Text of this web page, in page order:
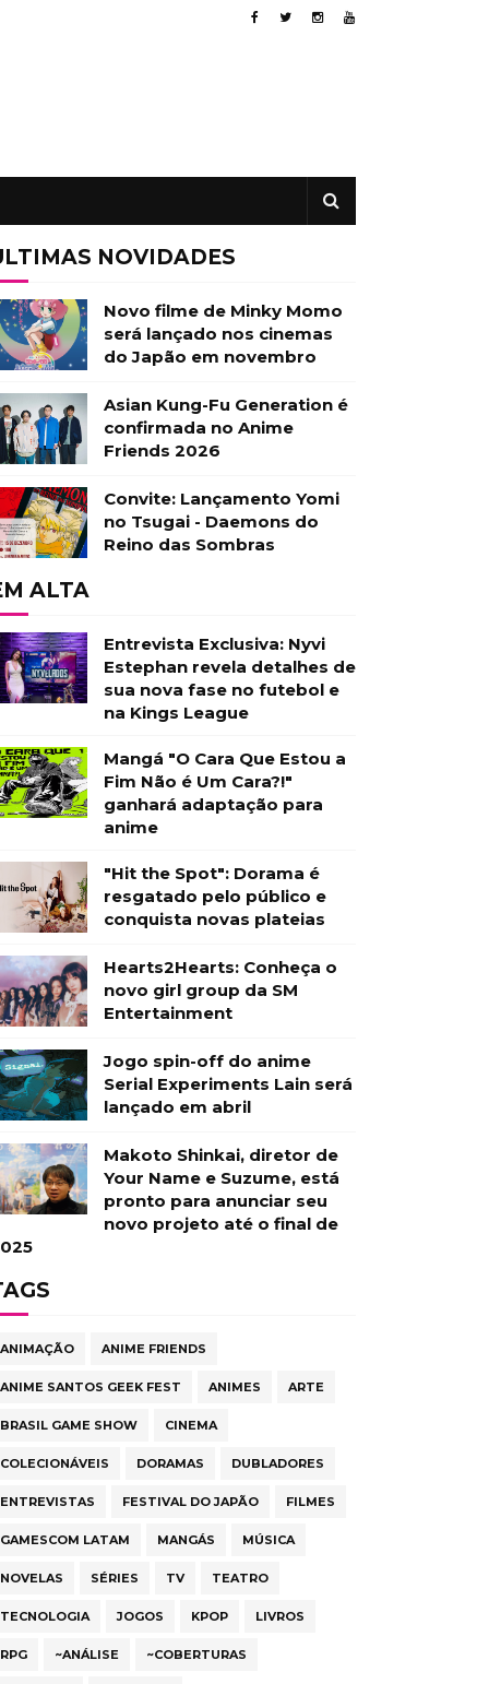
NOVIDADES
Novo filme de Minky Momo
será lançado nos cinemas
do Japão em novembro
Asian Kung-Fu Generation é
confirmada no Anime
Friends 2026
Convite: Lançamento Yomi
no Tsugai - Daemons do
Reino das Sombras
ALTA
Entrevista Exclusiva: Nyvi
Estephan revela detalhes de
sua nova fase no futebol e
na Kings League
Mangá "O Cara Que Estou a
Fim Não é Um Cara?!"
ganhará adaptação para
anime
"Hit the Spot": Dorama é
resgatado pelo público e
conquista novas plateias
Hearts2Hearts: Conheça o
novo girl group da SM
Entertainment
Jogo spin-off do anime
Serial Experiments Lain será
lançado em abril
Makoto Shinkai, diretor de
Your Name e Suzume, está
pronto para anunciar seu
novo projeto até o final de
ANIMAÇÃO ANIME FRIENDS
ANIME SANTOS GEEK FEST ANIMES ARTE
BRASIL GAME SHOW CINEMA
COLECIONÁVEIS DORAMAS DUBLADORES
ENTREVISTAS FESTIVAL DO JAPÃO FILMES
GAMESCOM LATAM MANGÁS MÚSICA
NOVELAS SÉRIES TV TEATRO
TECNOLOGIA JOGOS KPOP LIVROS
RPG ~ANÁLISE ~COBERTURAS